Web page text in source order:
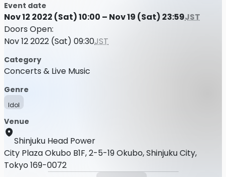
Event date
Nov 12 2022 (Sat) 10:00 – Nov 19 (Sat) 23:59JST
Doors Open:
Nov 12 2022 (Sat) 09:30JST
Category
Concerts & Live Music
Genre
Idol
Venue
Shinjuku Head Power
City Plaza Okubo B1F, 2-5-19 Okubo, Shinjuku City,
Tokyo 169-0072